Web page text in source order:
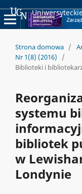
Strona domowa /
Nr 1(8) (2016)
/
Biblioteki i
systemu
bibliotek
w
Londynie